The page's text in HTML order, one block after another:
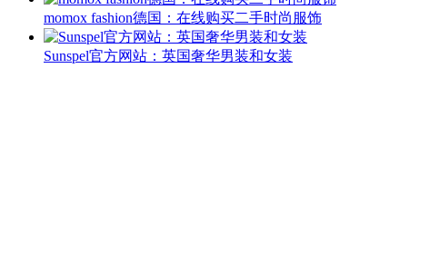
momox fashion德国：在线购买二手时尚服饰
Sunspel官方网站：英国奢华男装和女装